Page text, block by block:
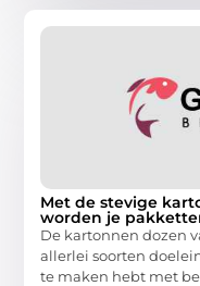
Met de stevige
worden je
De kartonnen dozen
allerlei soorten
te maken hebt met